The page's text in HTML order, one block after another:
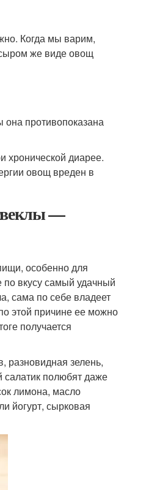
Когда мы варим,
же виде овощ
противопоказана
хронической диарее.
овощ вреден в
—
особенно для
по вкусу самый удачный
сама по себе владеет
этой причине ее можно
получается
разновидная зелень,
салатик полюбят даже
лимона, масло
йогурт, сырковая